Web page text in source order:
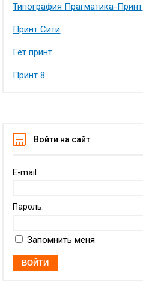
Типография Прагматика-Принт
Принт Сити
Гет принт
Принт 8
Войти на сайт
E-mail:
Пароль:
Запомнить меня